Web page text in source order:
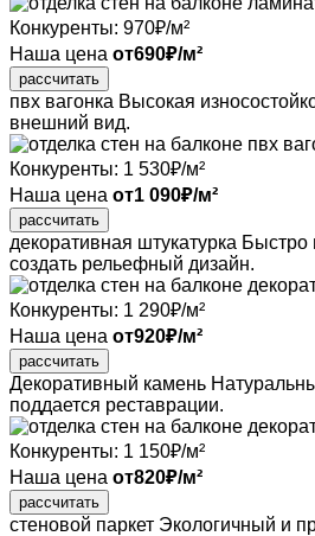
Конкуренты: 970₽/м²
Наша цена от690₽/м²
рассчитать
пвх вагонка Высокая
внешний вид.
Конкуренты: 1 530₽/м²
Наша цена от1 090₽/м²
рассчитать
декоративная штукатурка Быстро
создать рельефный дизайн.
Конкуренты: 1 290₽/м²
Наша цена от920₽/м²
рассчитать
Декоративный камень
поддается реставрации.
Конкуренты: 1 150₽/м²
Наша цена от820₽/м²
рассчитать
стеновой паркет Экологичный и